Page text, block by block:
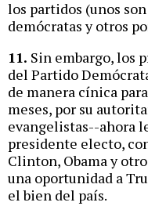
los partidos (unos
demócratas y otros
11. Sin embargo, los
del Partido
de manera cínica
meses, por su
evangelistas--ahora
presidente electo,
Clinton, Obama y
una oportunidad a
el bien del país.